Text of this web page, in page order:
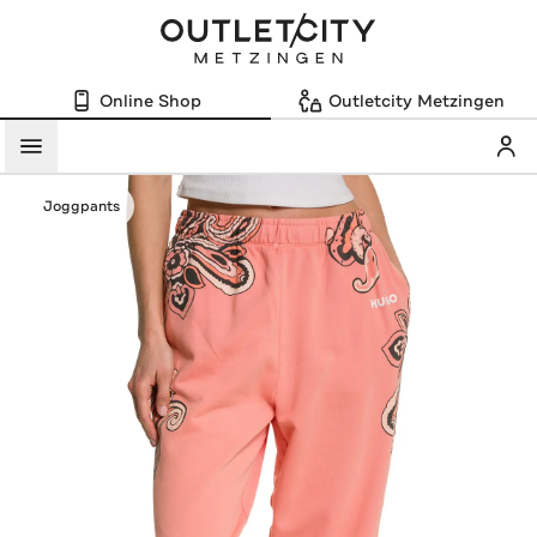
Online Shop Outletcity Metzingen
Menü
Joggpants